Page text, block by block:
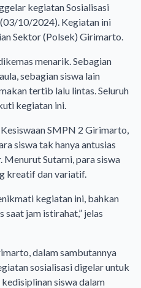
kegiatan Sosialisasi
10/2024). Kegiatan ini
Sektor (Polsek) Girimarto.
menarik. Sebagian
sebagian siswa lain
tertib lalu lintas. Seluruh
kegiatan ini.
SMPN 2 Girimarto,
siswa tak hanya antusias
Sutarni, para siswa
kreatif dan variatif.
kegiatan ini, bahkan
jam istirahat,” jelas
dalam sambutannya
sosialisasi digelar untuk
siswa dalam